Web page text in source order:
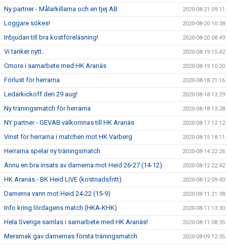
Ny partner - Målarkillarna och en tjej AB 2020-08-21 09:11
Loggare sökes! 2020-08-20 10:38
Inbjudan till bra kostföreläsning! 2020-08-20 08:49
Vi tänker nytt.. 2020-08-19 15:42
Cmore i samarbete med HK Aranäs 2020-08-19 10:20
Förlust för herrarna 2020-08-18 21:16
Ledarkickoff den 29 aug! 2020-08-18 13:29
Ny träningsmatch för herrarna 2020-08-18 13:28
NY partner - GEVAB välkomnas till HK Aranäs 2020-08-17 12:12
Vinst för herrarna i matchen mot HK Varberg 2020-08-15 18:11
Herrarna spelar ny träningsmatch 2020-08-14 22:26
Ännu en bra insats av damerna mot Heid 26-27 (14-12) 2020-08-12 22:42
HK Aranäs - BK Heid LIVE (kostnadsfritt) 2020-08-12 09:40
Damerna vann mot Heid 24-22 (15-9) 2020-08-11 21:38
Info kring lördagens match (HKA-KHK) 2020-08-11 13:30
Hela Sverige samlas i samarbete med HK Aranäs! 2020-08-11 08:35
Mersmak gav damernas första träningsmatch 2020-08-09 12:35